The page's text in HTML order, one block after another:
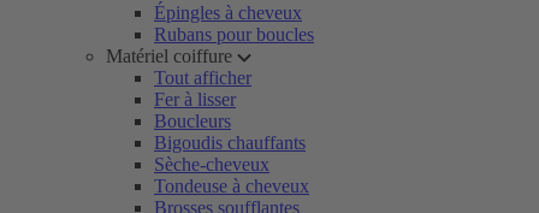
Épingles à cheveux
Rubans pour boucles
Matériel coiffure
Tout afficher
Fer à lisser
Boucleurs
Bigoudis chauffants
Sèche-cheveux
Tondeuse à cheveux
Brosses soufflantes